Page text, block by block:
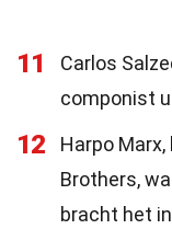
11
Carlos
componist
12
Harpo
Brothers,
bracht het